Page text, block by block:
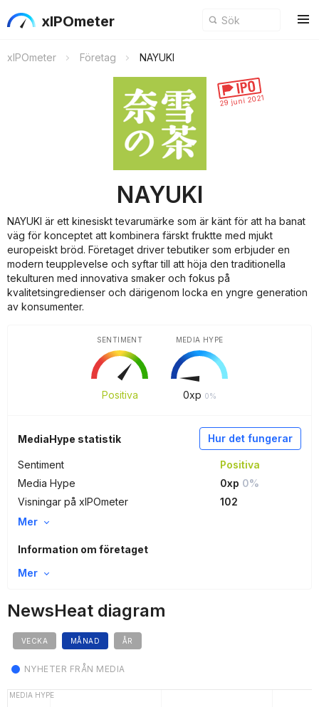
xIPOmeter
xIPOmeter Företag NAYUKI
29 juni 2021
NAYUKI
NAYUKI är ett kinesiskt tevarumärke som är känt för att ha banat
väg för konceptet att kombinera färskt fruktte med mjukt
europeiskt bröd. Företaget driver tebutiker som erbjuder en
modern teupplevelse och syftar till att höja den traditionella
tekulturen med innovativa smaker och fokus på
kvalitetsingredienser och därigenom locka en yngre generation
av konsumenter.
Positiva
SENTIMENT
0xp 0%
MEDIA HYPE
Hur det fungerar
MediaHype statistik
Sentiment
Positiva
Media Hype
0xp 0%
Visningar på xIPOmeter
102
Mer
Information om företaget
Mer
NewsHeat diagram
VECKA MÅNAD ÅR
NYHETER FRÅN MEDIA